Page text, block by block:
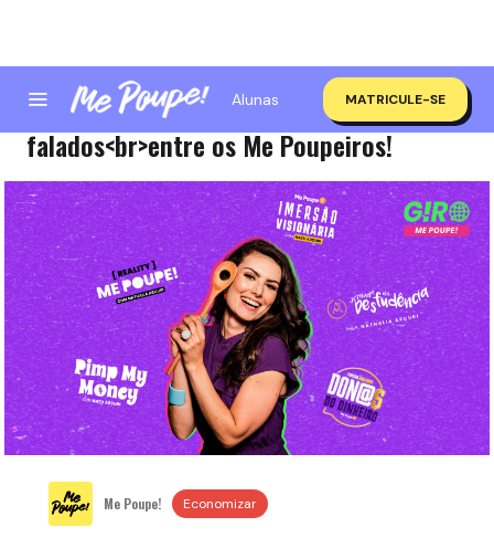
Alunas MATRICULE-SE
Giro Me Poupe! | Top 5 assuntos mais
falados<br>entre os Me Poupeiros!
Me Poupe! Economizar